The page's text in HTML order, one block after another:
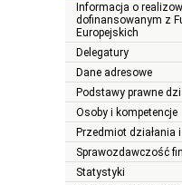
Informacja o
dofinansowanym z
Europejskich
Delegatury
Dane adresowe
Podstawy prawne
Osoby i kompetencje
Przedmiot działania
Sprawozdawczość
Statystyki